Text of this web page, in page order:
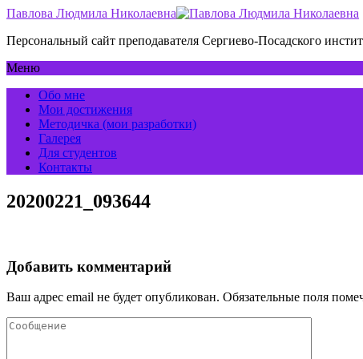
Павлова Людмила Николаевна
Персональный сайт преподавателя Сергиево-Посадского
Меню
Обо мне
Мои достижения
Методичка (мои разработки)
Галерея
Для студентов
Контакты
20200221_093644
Добавить комментарий
Ваш адрес email не будет опубликован. Обязательные поля